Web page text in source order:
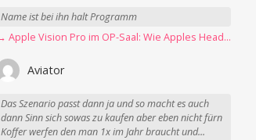
Name ist bei ihn halt Programm
→ Apple Vision Pro im OP-Saal: Wie Apples Headset Operationen beschleunigt
Aviator
Das Szenario passt dann ja und so macht es auch
dann Sinn sich sowas zu kaufen aber eben nicht fürn
Koffer werfen den man 1x im Jahr braucht und...